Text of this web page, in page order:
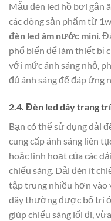
Mẫu đèn led hồ bơi gắn
các dòng sản phẩm từ
đèn led âm nước mini.
phổ biến để làm thiết bị
với mức ánh sáng nhỏ,
đủ ánh sáng để đáp ứng
2.4. Đèn led dây trang
Bạn có thể sử dụng dải
cung cấp ánh sáng liên
hoặc linh hoạt của các
chiếu sáng. Dải đèn ít
tập trung nhiều hơn vào
dây thường được bố trí
giúp chiếu sáng lối đi,